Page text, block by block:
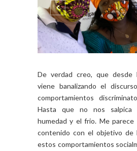
De verdad creo, que desde
viene banalizando el
comportamientos
Hasta que no nos salpica
humedad y el frio. Me parece
contenido con el objetivo de
estos comportamientos